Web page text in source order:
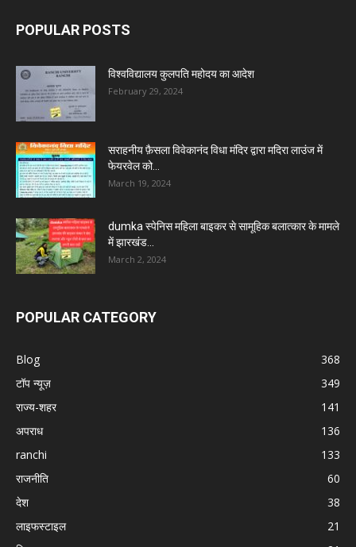
POPULAR POSTS
विश्वविद्यालय कुलपति महोदय का आदेश
February 29, 2024
सराहनीय फ़ैसला विवेकानंद विधा मंदिर द्वारा मदिरा लाउंज में
फेयरवेल को...
March 19, 2024
dumka स्पेनिस महिला बाइकर से सामूहिक बलात्कार के मामले
में झारखंड...
March 2, 2024
POPULAR CATEGORY
Blog
368
टॉप न्यूज़
349
राज्य-शहर
141
अपराध
136
ranchi
133
राजनीति
60
देश
38
लाइफस्टाइल
21